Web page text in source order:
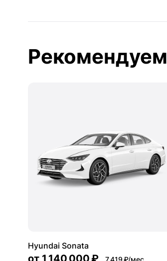
Рекомендуем
Hyundai Sonata
от 1 140 000 ₽ 7 419 ₽/мес.